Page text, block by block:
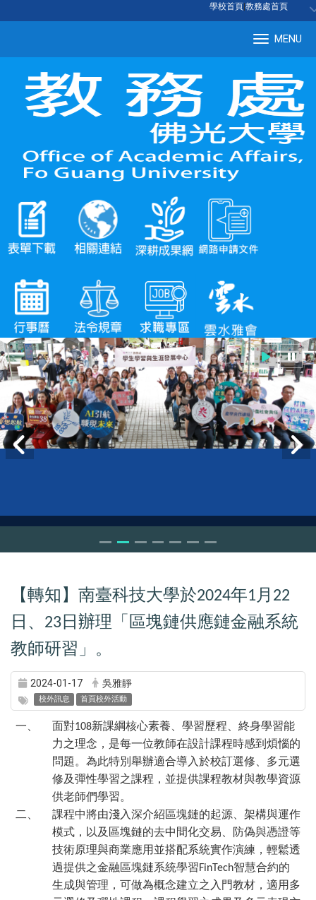
學校首頁 教務處首頁
MENU
【轉知】南臺科技大學於2024年1 月 22
日、 23 日辦理「區塊鏈供應鏈金融系統
教師研習」。
2024-01-17 吳雅靜
校外訊息 首頁校外活動
一、 面對108新課綱核心素養、學習歷程、終身學習能
力之理念，是每一位教師在設計課程時感到煩惱的
問題。為此特別舉辦適合導入於校訂選修、多元選
修及彈性學習之課程，並提供課程教材與教學資源
供老師們學習。
二、
課程中將由淺入深介紹區塊鏈的起源、架構與運作
模式，以及區塊鏈的去中間化交易、防偽與憑證等
技術原理與商業應用並搭配系統實作演練，輕鬆透
過提供之金融區塊鏈系統學習FinTech智慧合約的
生成與管理，可做為概念建立之入門教材，適用多